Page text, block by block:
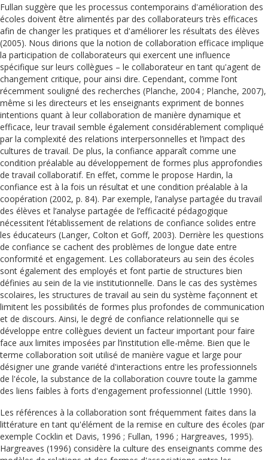
Fullan suggère que les processus contemporains d'amélioration des
écoles doivent être alimentés par des collaborateurs très efficaces
afin de changer les pratiques et d'améliorer les résultats des élèves
(2005). Nous dirions que la notion de collaboration efficace implique
la participation de collaborateurs qui exercent une influence
spécifique sur leurs collègues – le collaborateur en tant qu'agent de
changement critique, pour ainsi dire. Cependant, comme l’ont
récemment souligné des recherches (Planche, 2004 ; Planche, 2007),
même si les directeurs et les enseignants expriment de bonnes
intentions quant à leur collaboration de manière dynamique et
efficace, leur travail semble également considérablement compliqué
par la complexité des relations interpersonnelles et l’impact des
cultures de travail. De plus, la confiance apparaît comme une
condition préalable au développement de formes plus approfondies
de travail collaboratif. En effet, comme le propose Hardin, la
confiance est à la fois un résultat et une condition préalable à la
coopération (2002, p. 84). Par exemple, l’analyse partagée du travail
des élèves et l’analyse partagée de l’efficacité pédagogique
nécessitent l’établissement de relations de confiance solides entre
les éducateurs (Langer, Colton et Goff, 2003). Derrière les questions
de confiance se cachent des problèmes de longue date entre
conformité et engagement. Les collaborateurs au sein des écoles
sont également des employés et font partie de structures bien
définies au sein de la vie institutionnelle. Dans le cas des systèmes
scolaires, les structures de travail au sein du système façonnent et
limitent les possibilités de formes plus profondes de communication
et de discours. Ainsi, le degré de confiance relationnelle qui se
développe entre collègues devient un facteur important pour faire
face aux limites imposées par l’institution elle-même. Bien que le
terme collaboration soit utilisé de manière vague et large pour
désigner une grande variété d'interactions entre les professionnels
de l'école, la substance de la collaboration couvre toute la gamme
des liens faibles à forts d'engagement professionnel (Little 1990).
Les références à la collaboration sont fréquemment faites dans la
littérature en tant qu'élément de la remise en culture des écoles (par
exemple Cocklin et Davis, 1996 ; Fullan, 1996 ; Hargreaves, 1995).
Hargreaves (1996) considère la culture des enseignants comme des